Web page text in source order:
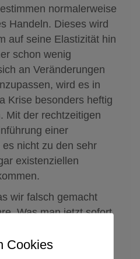
normalerweise
Handeln. Dieses wird
auf seine Elastizität hin
schon wenig
an Veränderungen
wird es in
Krise besonders heftig
Mit der rechtzeitigen
einer
nicht zu den sehr
existenziellen
wir falsch gemacht
Was man jetzt sofort
jetzt in der Lage
70% weniger
Cookies